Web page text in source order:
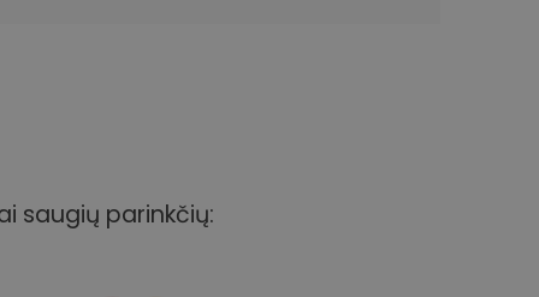
saugių parinkčių: